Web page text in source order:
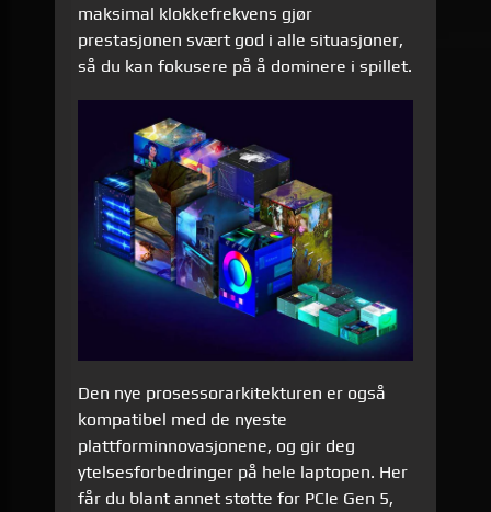
maksimal klokkefrekvens gjør
prestasjonen svært god i alle situasjoner,
så du kan fokusere på å dominere i spillet.
Den nye prosessorarkitekturen er også
kompatibel med de nyeste
plattforminnovasjonene, og gir deg
ytelsesforbedringer på hele laptopen. Her
får du blant annet støtte for PCIe Gen 5,